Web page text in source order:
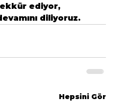
ediyor,
diliyoruz.
Hepsini Gör